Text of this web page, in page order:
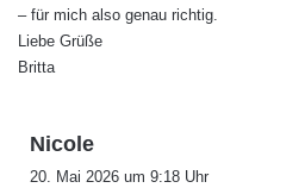
– für mich also genau richtig.
Liebe Grüße
Britta
Nicole
a
20. Mai 2026 um 9:18 Uhr